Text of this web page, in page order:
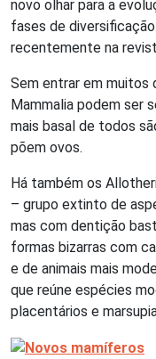
novo olhar para a
fases de
recentemente na
Sem entrar em muitos
Mammalia podem ser
mais basal de todos
põem ovos.
Há também os
– grupo extinto de
mas com dentição
formas bizarras com
e de animais mais
que reúne espécies
placentários e